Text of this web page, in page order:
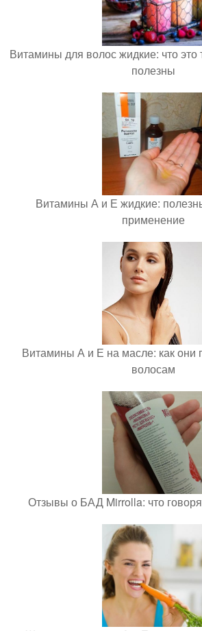
Витамины для волос жидкие: что это
полезны
Витамины А и Е жидкие:
применение
Витамины А и Е на масле: как
волосам
Отзывы о БАД Mirrolla: что